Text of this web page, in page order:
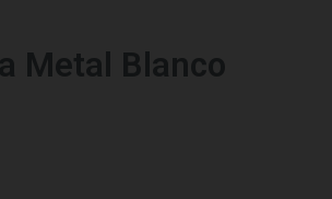
Metal Blanco